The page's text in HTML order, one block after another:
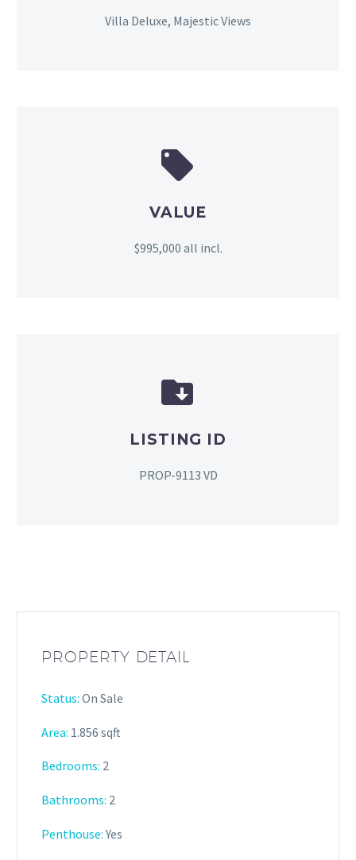
Villa Deluxe, Majestic Views


VALUE
$995,000 all incl.


LISTING ID
PROP-9113 VD
PROPERTY DETAIL
Status: On Sale
Area: 1.856 sqft
Bedrooms: 2
Bathrooms: 2
Penthouse:Yes